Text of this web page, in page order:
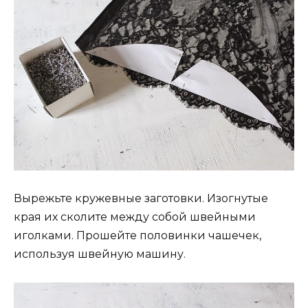
Вырежьте кружевные заготовки. Изогнутые
края их сколите между собой швейными
иголками. Прошейте половинки чашечек,
используя швейную машину.